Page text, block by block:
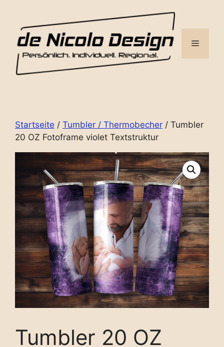
springen
Menü
Startseite / Tumbler / Thermobecher / Tumbler
20 OZ Fotoframe violet Textstruktur
Tumbler 20 OZ